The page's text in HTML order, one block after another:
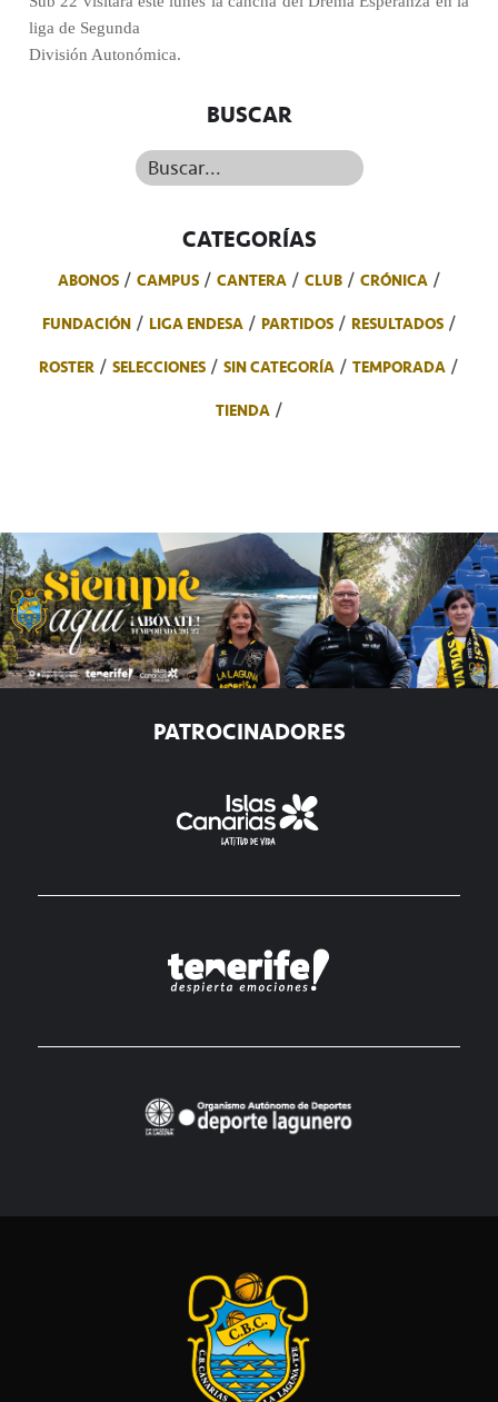
liga de Segunda
División Autonómica.
BUSCAR
Buscar...
CATEGORÍAS
ABONOS CAMPUS CANTERA CLUB
CRÓNICA
FUNDACIÓN
LIGA ENDESA PARTIDOS
RESULTADOS
ROSTER
SELECCIONES SIN CATEGORÍA
TEMPORADA
TIENDA
PATROCINADORES